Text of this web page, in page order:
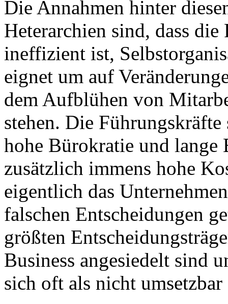
Die Annahmen hinter
Heterarchien sind, dass
ineffizient ist,
eignet um auf
dem Aufblühen von
stehen. Die
hohe Bürokratie und lange
zusätzlich immens hohe
eigentlich das
falschen Entscheidungen
größten
Business angesiedelt sind
sich oft als nicht